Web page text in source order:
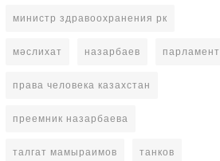
министр здравоохранения рк
мәслихат назарбаев парламент
права человека казахстан
преемник назарбаева
талгат мамыраимов танков